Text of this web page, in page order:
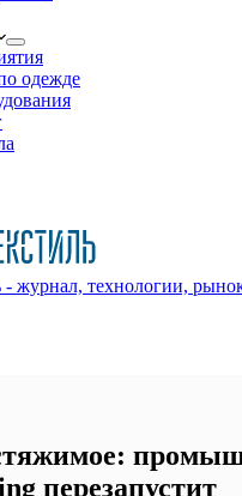
одежде
журнал, технологии,
перезапустит